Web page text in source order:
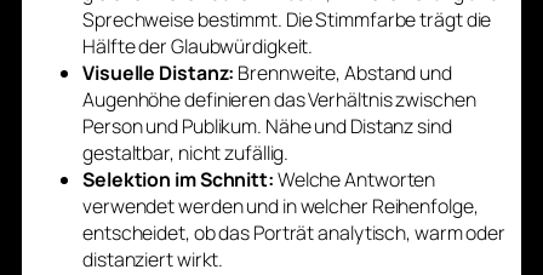
Sprechweise bestimmt. Die Stimmfarbe trägt die
Hälfte der Glaubwürdigkeit.
Visuelle Distanz: Brennweite, Abstand und
Augenhöhe definieren das Verhältnis zwischen
Person und Publikum. Nähe und Distanz sind
gestaltbar, nicht zufällig.
Selektion im Schnitt:Welche Antworten
verwendet werden und in welcher Reihenfolge,
entscheidet, ob das Porträt analytisch, warm oder
distanziert wirkt.